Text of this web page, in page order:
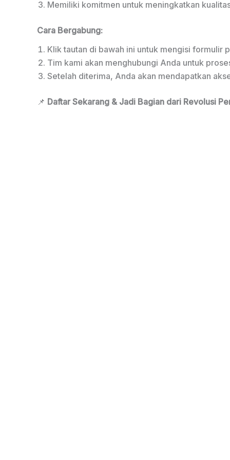
Memiliki komitmen untuk meningkatkan
Cara Bergabung:
Klik tautan di bawah ini untuk mengisi formulir
Tim kami akan menghubungi Anda untuk
Setelah diterima, Anda akan mendapatkan
📌 Daftar Sekarang & Jadi Bagian dari Revolusi